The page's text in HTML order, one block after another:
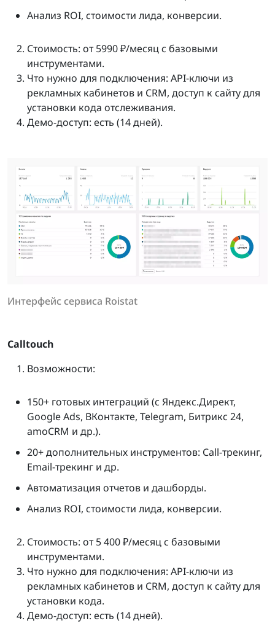
Анализ ROI, стоимости лида, конверсии.
Стоимость: от 5990 ₽/месяц с базовыми
инструментами.
Что нужно для подключения: API-ключи из
рекламных кабинетов и CRM, доступ к сайту для
установки кода отслеживания.
Демо-доступ: есть (14 дней).
Интерфейс сервиса Roistat
Calltouch
Возможности:
150+ готовых интеграций (с Яндекс.Директ,
Google Ads, ВКонтакте, Telegram, Битрикс 24,
amoCRM и др.).
20+ дополнительных инструментов: Call-трекинг,
Email-трекинг и др.
Автоматизация отчетов и дашборды.
Анализ ROI, стоимости лида, конверсии.
Стоимость: от 5 400 ₽/месяц с базовыми
инструментами.
Что нужно для подключения: API-ключи из
рекламных кабинетов и CRM, доступ к сайту для
установки кода.
Демо-доступ: есть (14 дней).